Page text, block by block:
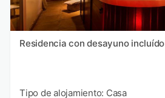
Residencia con desayuno incluído
Tipo de alojamiento: Casa